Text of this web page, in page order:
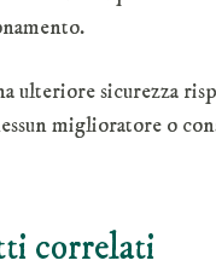
ulteriore sicurezza
miglioratore o
correlati